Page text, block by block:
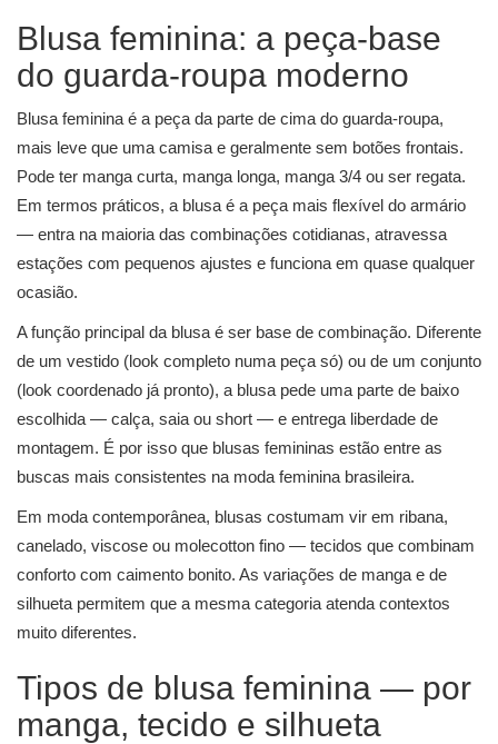
Blusa feminina: a peça-base
do guarda-roupa moderno
Blusa feminina é a peça da parte de cima do guarda-roupa,
mais leve que uma camisa e geralmente sem botões frontais.
Pode ter manga curta, manga longa, manga 3/4 ou ser regata.
Em termos práticos, a blusa é a peça mais flexível do armário
— entra na maioria das combinações cotidianas, atravessa
estações com pequenos ajustes e funciona em quase qualquer
ocasião.
A função principal da blusa é ser base de combinação. Diferente
de um vestido (look completo numa peça só) ou de um conjunto
(look coordenado já pronto), a blusa pede uma parte de baixo
escolhida — calça, saia ou short — e entrega liberdade de
montagem. É por isso que blusas femininas estão entre as
buscas mais consistentes na moda feminina brasileira.
Em moda contemporânea, blusas costumam vir em ribana,
canelado, viscose ou molecotton fino — tecidos que combinam
conforto com caimento bonito. As variações de manga e de
silhueta permitem que a mesma categoria atenda contextos
muito diferentes.
Tipos de blusa feminina — por
manga, tecido e silhueta